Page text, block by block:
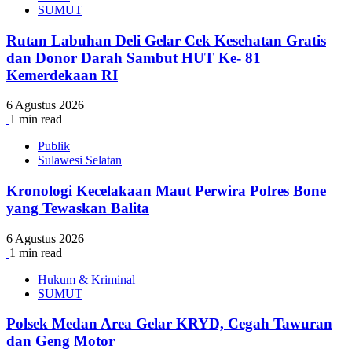
SUMUT
Rutan Labuhan Deli Gelar Cek Kesehatan Gratis
dan Donor Darah Sambut HUT Ke- 81
Kemerdekaan RI
6 Agustus 2026
1 min read
Publik
Sulawesi Selatan
Kronologi Kecelakaan Maut Perwira Polres Bone
yang Tewaskan Balita
6 Agustus 2026
1 min read
Hukum & Kriminal
SUMUT
Polsek Medan Area Gelar KRYD, Cegah Tawuran
dan Geng Motor